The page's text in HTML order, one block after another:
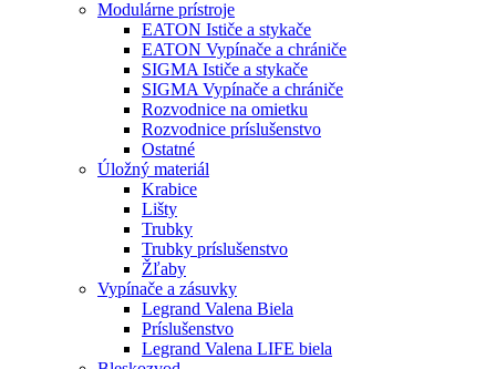
Modulárne prístroje
EATON Ističe a stykače
EATON Vypínače a chrániče
SIGMA Ističe a stykače
SIGMA Vypínače a chrániče
Rozvodnice na omietku
Rozvodnice príslušenstvo
Ostatné
Úložný materiál
Krabice
Lišty
Trubky
Trubky príslušenstvo
Žľaby
Vypínače a zásuvky
Legrand Valena Biela
Príslušenstvo
Legrand Valena LIFE biela